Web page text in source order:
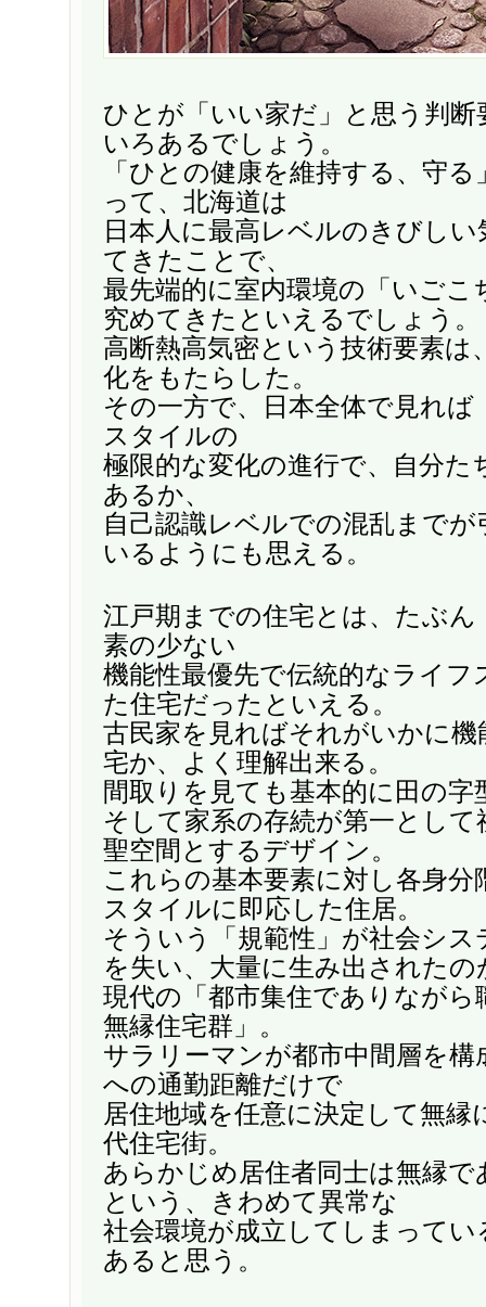
ひとが「いい家だ」と思う判断
いろあるでしょう。
「ひとの健康を維持する、守
って、北海道は
日本人に最高レベルのきびし
てきたことで、
最先端的に室内環境の「いごこ
究めてきたといえるでしょう。
高断熱高気密という技術要素は
化をもたらした。
その一方で、日本全体で見れば
スタイルの
極限的な変化の進行で、自分た
あるか、
自己認識レベルでの混乱まで
いるようにも思える。
江戸期までの住宅とは、たぶん
素の少ない
機能性最優先で伝統的なライフ
た住宅だったといえる。
古民家を見ればそれがいかに機
宅か、よく理解出来る。
間取りを見ても基本的に田の字
そして家系の存続が第一として
聖空間とするデザイン。
これらの基本要素に対し各身
スタイルに即応した住居。
そういう「規範性」が社会シ
を失い、大量に生み出されたの
現代の「都市集住でありながら
無縁住宅群」。
サラリーマンが都市中間層を構
への通勤距離だけで
居住地域を任意に決定して無縁
代住宅街。
あらかじめ居住者同士は無縁で
という、きわめて異常な
社会環境が成立してしまってい
あると思う。